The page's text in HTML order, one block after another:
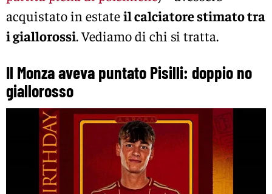
acquistato in estateil calciatore stimato tra
i giallorossi. Vediamo di chi si tratta.
Il Monza aveva puntato Pisilli: doppio no
giallorosso